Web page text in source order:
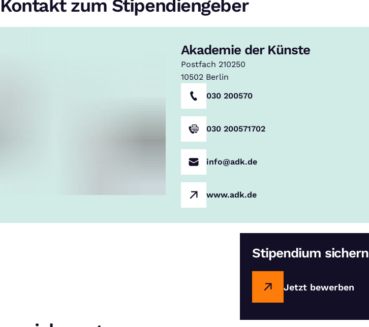
Kontakt zum Stipendiengeber
Akademie der Künste
Postfach 210250
10502 Berlin
030 200570
030 200571702
info@adk.de
www.adk.de
Stipendium sichern
Jetzt bewerben